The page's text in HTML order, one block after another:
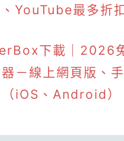
YouTube最多折
下載｜2026
－線上網頁版、
iOS、Android）